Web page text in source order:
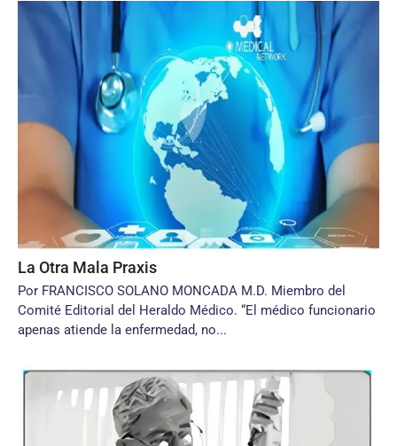
La Otra Mala Praxis
Por FRANCISCO SOLANO MONCADA M.D. Miembro del
Comité Editorial del Heraldo Médico. “El médico funcionario
apenas atiende la enfermedad, no...